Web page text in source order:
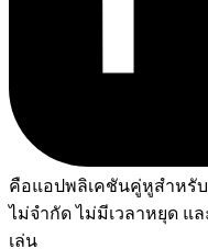
คือแอปพลิเคชันคู่หูสำหรับ
ไม่จำกัด ไม่มีเวลาหยุด แ
เล่น